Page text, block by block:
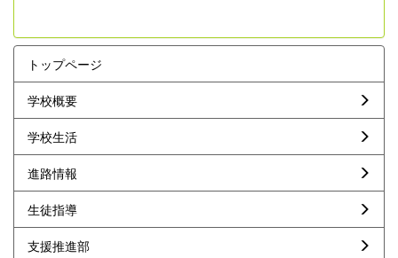
トップページ
学校概要
学校生活
進路情報
生徒指導
支援推進部